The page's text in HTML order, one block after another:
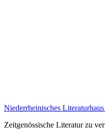
Niederrheinisches
Zeitgenössische Literatur zu